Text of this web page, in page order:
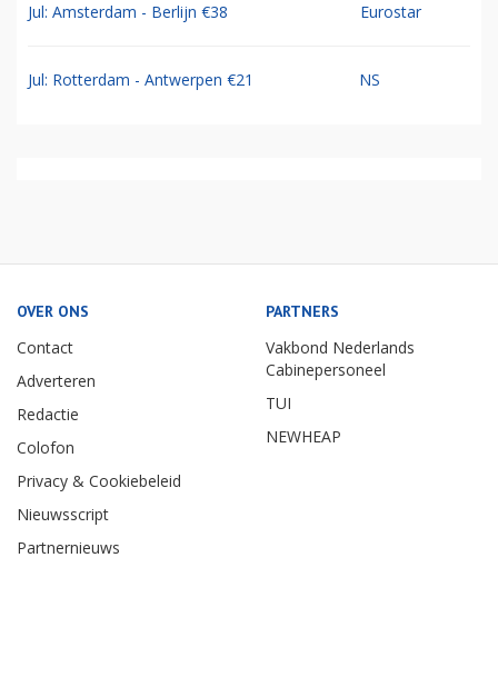
Jul: Amsterdam - Berlijn €38 Eurostar
Jul: Rotterdam - Antwerpen €21 NS
OVER ONS
Contact
Adverteren
Redactie
Colofon
Privacy & Cookiebeleid
Nieuwsscript
Partnernieuws
PARTNERS
Vakbond Nederlands
Cabinepersoneel
TUI
NEWHEAP